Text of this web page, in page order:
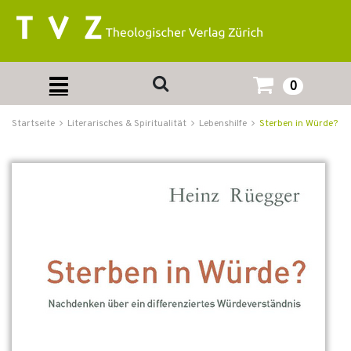
0
Startseite Literarisches & Spiritualität Lebenshilfe Sterben in Würde?